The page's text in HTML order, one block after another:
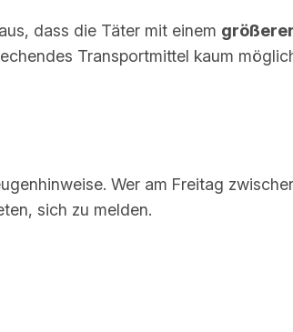
dass die Täter mit einem
Transportmittel kaum
Wer am Freitag
sich zu melden.